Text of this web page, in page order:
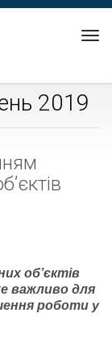
2019
об’єктів
важливо для
роботи у